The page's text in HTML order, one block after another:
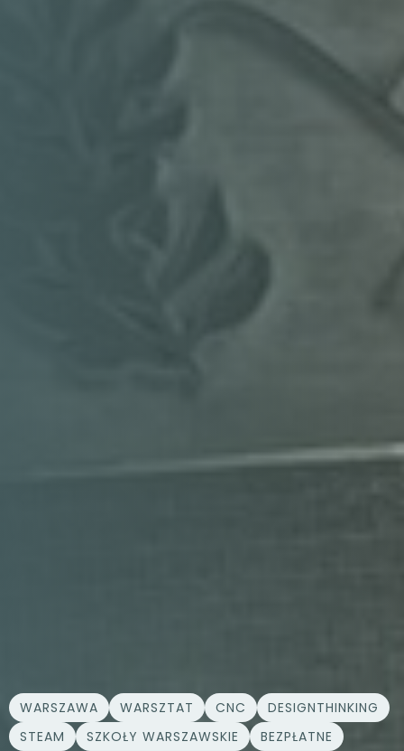
WARSZAWA WARSZTAT CNC
DESIGNTHINKING
STEAM
SZKOŁY WARSZAWSKIE BEZPŁATNE